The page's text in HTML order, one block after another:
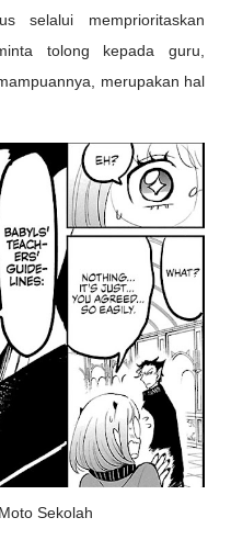
selalui memprioritaskan
tolong kepada guru,
merupakan hal
Sekolah